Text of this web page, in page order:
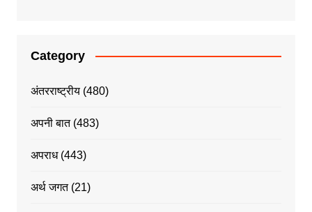
Category
अंतरराष्ट्रीय(480)
अपनी बात(483)
अपराध(443)
अर्थ जगत(21)